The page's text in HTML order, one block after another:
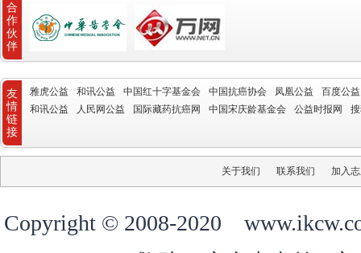
合
作
伙
伴
友
情
链
接
雅虎公益 和讯公益 中国红十字基金会 中国抗癌协会 凤凰公益
百度公益
和讯公益
人民网公益 国际藏药抗癌网 中国宋庆龄基金会 公益时报网
关于我们 联系我们 加入
Copyright © 2008-2020